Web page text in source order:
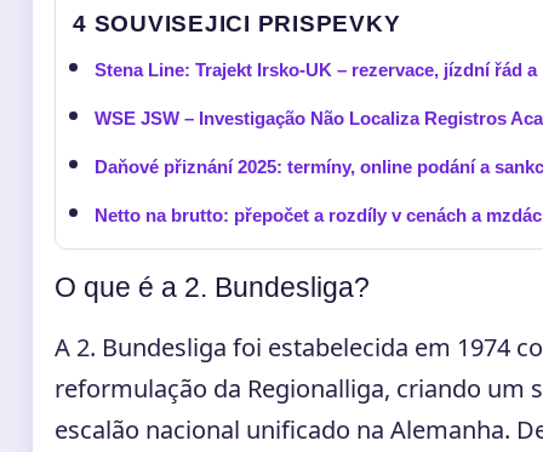
4 SOUVISEJICI PRISPEVKY
Stena Line: Trajekt Irsko-UK – rezervace, jízdní řád
WSE JSW – Investigação Não Localiza Registros
Daňové přiznání 2025: termíny, online podání a
Netto na brutto: přepočet a rozdíly v cenách a
O que é a 2. Bundesliga?
A 2. Bundesliga foi estabelecida em 1974
reformulação da Regionalliga, criando um
escalão nacional unificado na Alemanha.